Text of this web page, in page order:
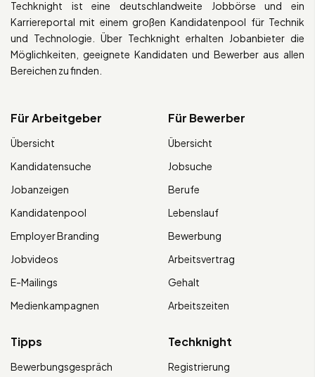
Techknight ist eine deutschlandweite Jobbörse und ein
Karriereportal mit einem großen Kandidatenpool für Technik
und Technologie. Über Techknight erhalten Jobanbieter die
Möglichkeiten, geeignete Kandidaten und Bewerber aus allen
Bereichen zu finden.
Für Arbeitgeber
Übersicht
Kandidatensuche
Jobanzeigen
Kandidatenpool
Employer Branding
Jobvideos
E-Mailings
Medienkampagnen
Für Bewerber
Übersicht
Jobsuche
Berufe
Lebenslauf
Bewerbung
Arbeitsvertrag
Gehalt
Arbeitszeiten
Tipps
Bewerbungsgespräch
Techknight
Registrierung